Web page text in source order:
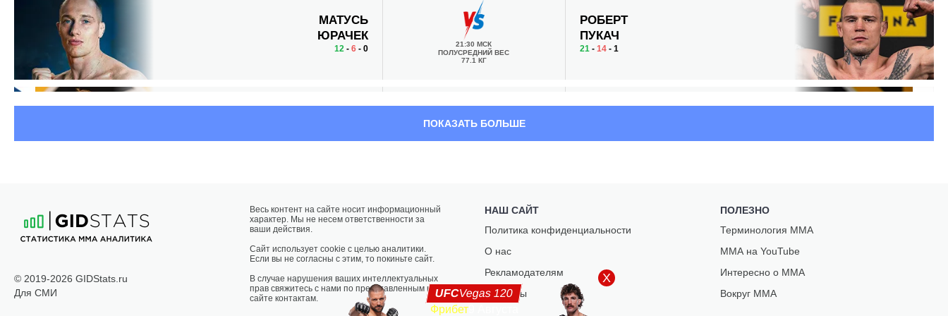
МАТУСЬ
ЮРАЧЕК
12 - 6- 0
21:30 МСК
ПОЛУСРЕДНИЙ ВЕС
77.1 КГ
РОБЕРТ
ПУКАЧ
21 -14 - 1
ЛЮСИЯ
11-0- 0
20:30 МСК
ПРОМЕЖУТОЧНЫЙ ВЕС
РУБИН
ПОКАЗАТЬ БОЛЬШЕ
© 2019-2026 GIDStats.ru
Для СМИ
Весь контент на сайте носит информационный
характер. Мы не несем ответственности за
ваши действия.
Сайт использует cookie с целью аналитики.
Если вы не согласны с этим, то покиньте сайт.
В случае нарушения ваших интеллектуальных
прав свяжитесь с нами по представленным на
сайте контактам.
НАШ САЙТ
Политика конфиденциальности
О нас
Рекламодателям
Контакты
ПОЛЕЗНО
Терминология ММА
ММА на YouTube
Интересно о ММА
Вокруг ММА
UFCVegas 120
9 Августа
Фрибет
X